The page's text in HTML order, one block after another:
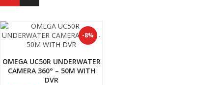
-8%
OMEGA UC50R UNDERWATER
CAMERA 360° – 50M WITH
DVR